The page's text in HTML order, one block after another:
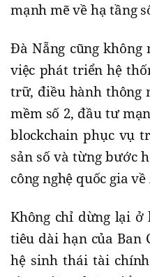
mạnh mẽ về hạ tầng
Đà Nẵng cũng không
việc phát triển hệ
trữ, điều hành thông
mềm số 2, đầu tư
blockchain phục vụ
sản số và từng bước
công nghệ quốc gia
Không chỉ dừng lại ở
tiêu dài hạn của Ban
hệ sinh thái tài